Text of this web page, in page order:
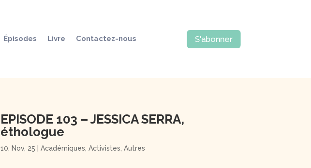
Épisodes Livre Contactez-nous S'abonner
EPISODE 103 – JESSICA SERRA,
éthologue
10, Nov, 25 Académiques, Activistes, Autres